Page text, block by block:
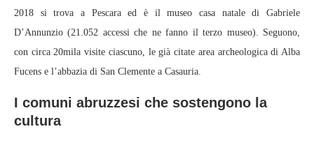
2018 si trova a Pescara ed è il museo casa natale di Gabriele
D’Annunzio (21.052 accessi che ne fanno il terzo museo). Seguono,
con circa 20mila visite ciascuno, le già citate area archeologica di Alba
Fucens e l’abbazia di San Clemente a Casauria.
I comuni abruzzesi che sostengono la
cultura